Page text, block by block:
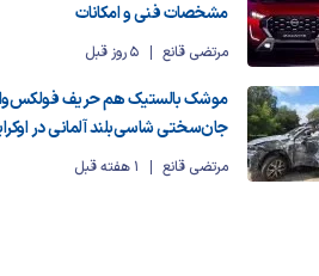
مشخصات فنی و امکانات
مرتضی قانع 5 روز قبل
موشک بالستیک هم حریف
جان‌سختی شاسی‌بلند آلمانی در
مرتضی قانع 1 هفته قبل